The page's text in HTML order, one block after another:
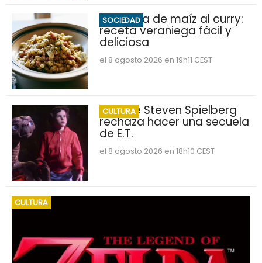
SOCIEDAD
Ensalada de maíz al curry:
receta veraniega fácil y
deliciosa
el 8 agosto 2026 en 19h11 CEST
CULTURA
Por qué Steven Spielberg
rechaza hacer una secuela
de E.T.
el 8 agosto 2026 en 18h10 CEST
CULTURA